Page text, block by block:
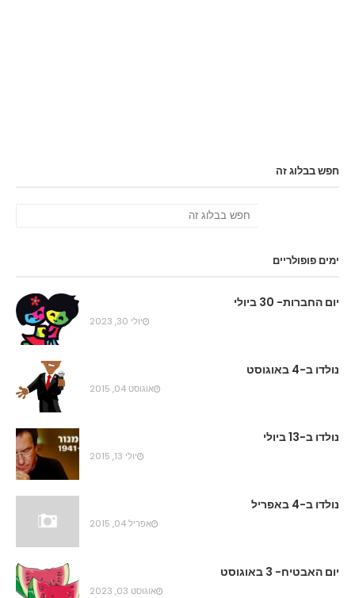
חפש בבלוג זה
ימים פופולריים
יום החברות- 30 ביולי
יולי 30, 2023
נולדו ב-4 באוגוסט
אוגוסט 04, 2015
נולדו ב-13 ביולי
יולי 13, 2015
נולדו ב-4 באפריל
אפריל 04, 2015
יום האבטיח- 3 באוגוסט
אוגוסט 03, 2023